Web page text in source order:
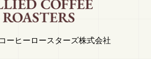
ーヒーロースターズ株式会社